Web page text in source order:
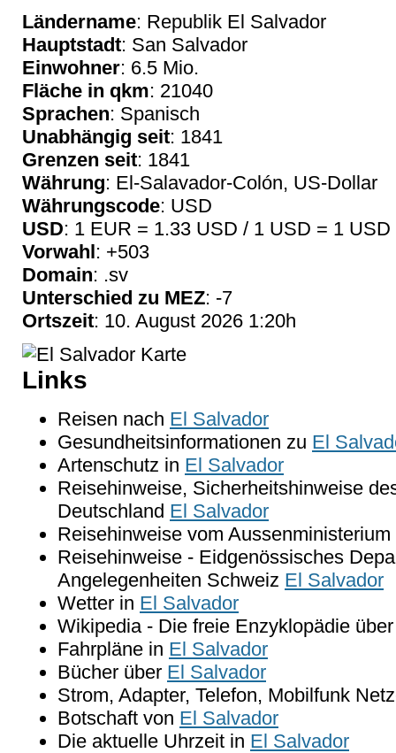
Ländername: Republik El Salvador
Hauptstadt: San Salvador
Einwohner: 6.5 Mio.
Fläche in qkm: 21040
Sprachen: Spanisch
Unabhängig seit: 1841
Grenzen seit: 1841
Währung: El-Salavador-Colón, US-Dollar
Währungscode: USD
USD: 1 EUR = 1.33 USD / 1 USD = 1 USD
Vorwahl: +503
Domain: .sv
Unterschied zu MEZ: -7
Ortszeit: 10. August 2026 1:20h
Links
Reisen nach El Salvador
Gesundheitsinformationen zu El
Artenschutz in El Salvador
Reisehinweise, Sicherheitshinweise
Deutschland El Salvador
Reisehinweise vom
Reisehinweise - Eidgenössisches
Angelegenheiten Schweiz El Salvador
Wetter in El Salvador
Wikipedia - Die freie Enzyklopädie
Fahrpläne in El Salvador
Bücher über El Salvador
Strom, Adapter, Telefon, Mobilfunk
Botschaft von El Salvador
Die aktuelle Uhrzeit in El Salvador